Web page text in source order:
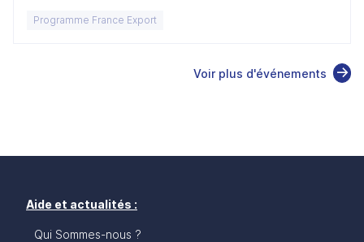
Programme France Export
Voir plus d'événements
Aide et actualités :
Qui Sommes-nous ?